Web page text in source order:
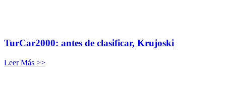
TurCar2000: antes de clasificar, Krujoski
Leer Más >>